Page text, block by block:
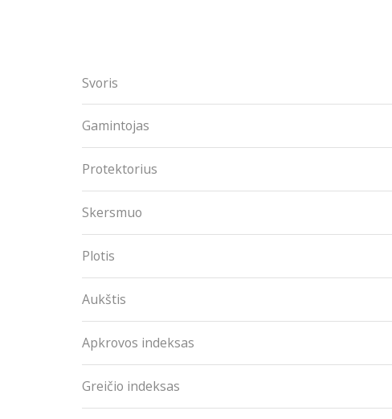
Svoris
Gamintojas
Protektorius
Skersmuo
Plotis
Aukštis
Apkrovos indeksas
Greičio indeksas